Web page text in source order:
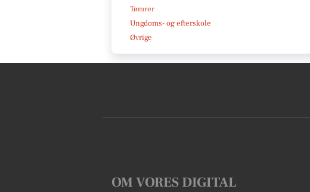
Tømrer
Ungdoms- og efterskole
Øvrige
OM VORES DIGITAL